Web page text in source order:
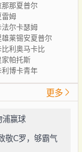
那那夏普尔
雷姆
法尔卡瑟姆
雄莱锡安夏普尔
比利奥马卡比
家帕托斯
利博卡青年
更多
浦赢球
敬C罗，够霸气